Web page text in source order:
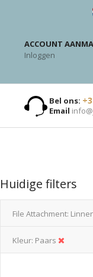
ACCOUNT
Inloggen
Bel ons:
Email
Huidige filters
File Attachment
Kleur Paars